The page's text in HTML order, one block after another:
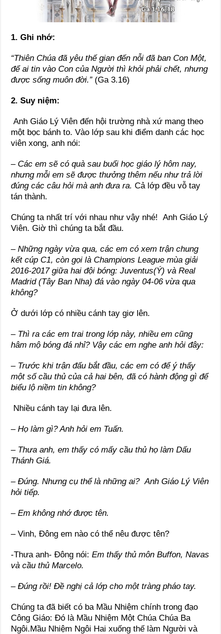
1. Ghi nhớ:
“Thiên Chúa đã yêu thế gian đến nỗi đã ban Con Một,
để ai tin vào Con của Người thì khỏi phải chết, nhưng
được sống muôn đời.”(Ga 3.16)
2. Suy niệm:
Anh Giáo Lý Viên đến hội trường nhà xứ mang theo
một bọc bánh to. Vào lớp sau khi điểm danh các học
viên xong, anh nói:
– Các em sẽ có quà sau buổi học giáo lý hôm nay,
nhưng mỗi em sẽ được thưởng thêm nếu như trả lời
đúng các câu hỏi mà anh đưa ra.Cả lớp đều vỗ tay
tán thành.
Chúng ta nhất trí với nhau như vậy nhé! Anh Giáo Lý
Viên. Giờ thì chúng ta bắt đầu.
– Những ngày vừa qua, các em có xem trận chung
kết cúp C1, còn gọi là Champions League mùa giải
2016-2017 giữa hai đội bóng: Juventus(Ý) và Real
Madrid (Tây Ban Nha) đá vào ngày 04-06 vừa qua
không?
Ở dưới lớp có nhiều cánh tay giơ lên.
– Thì ra các em trai trong lớp này, nhiều em cũng
hâm mộ bóng đá nhỉ? Vậy các em nghe anh hỏi đây:
– Trước khi trận đấu bắt đầu, các em có để ý thấy
một số cầu thủ của cả hai bên, đã có hành động gì để
biểu lộ niềm tin không?
Nhiều cánh tay lại đưa lên.
– Họ làm gì? Anh hỏi em Tuấn.
– Thưa anh, em thấy có mấy cầu thủ họ làm Dấu
Thánh Giá.
– Đúng. Nhưng cụ thể là những ai? Anh Giáo Lý Viên
hỏi tiếp.
– Em không nhớ được tên.
– Vinh, Đông em nào có thể nêu được tên?
-Thưa anh- Đông nói:Em thấy thủ môn Buffon, Navas
và cầu thủ Marcelo.
– Đúng rồi! Đề nghị cả lớp cho một tràng pháo tay.
Chúng ta đã biết có ba Mầu Nhiệm chính trong đạo
Công Giáo: Đó là Mầu Nhiệm Một Chúa Chúa Ba
Ngôi.Mầu Nhiệm Ngôi Hai xuống thế làm Người và